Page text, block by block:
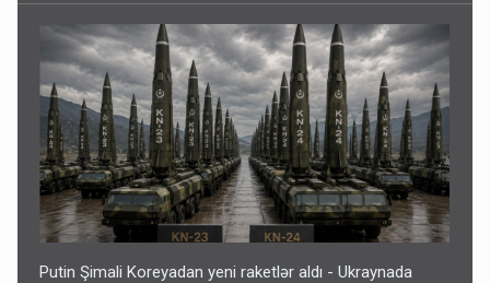
Putin Şimali Koreyadan yeni raketlər aldı - Ukraynada